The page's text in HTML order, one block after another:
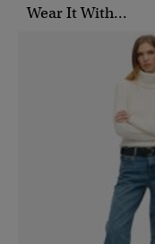
Wear It With...